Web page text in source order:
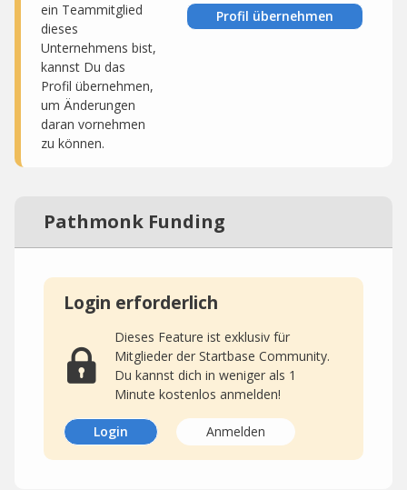
ein Teammitglied
dieses
Unternehmens bist,
kannst Du das
Profil übernehmen,
um Änderungen
daran vornehmen
zu können.
Profil übernehmen
Pathmonk Funding
Login erforderlich
Dieses Feature ist exklusiv für
Mitglieder der Startbase Community.
Du kannst dich in weniger als 1
Minute kostenlos anmelden!
Login Anmelden